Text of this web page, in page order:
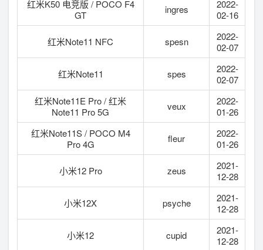
红米K50 电竞版 / POCO F4
GT
ingres
2022-
02-16
红米Note11 NFC spesn
2022-
02-07
红米Note11 spes
2022-
02-07
红米Note11E Pro / 红米
Note11 Pro 5G
veux
2022-
01-26
红米Note11S / POCO M4
Pro 4G
fleur
2022-
01-26
小米12 Pro zeus
2021-
12-28
小米12X psyche
2021-
12-28
小米12 cupid
2021-
12-28